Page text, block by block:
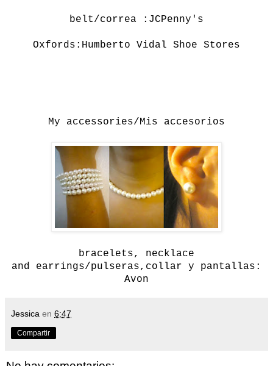
belt/correa :JCPenny's
Oxfords:Humberto Vidal Shoe Stores
My accessories/Mis accesorios
bracelets, necklace
and
earrings/pulseras,collar y pantallas:
Avon
Jessica en 6:47
Compartir